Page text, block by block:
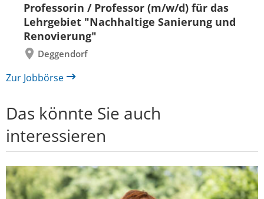
Professorin / Professor (m/w/d) für das
Lehrgebiet "Nachhaltige Sanierung und
Renovierung"
Deggendorf
zurück
Zur Jobbörse
Das könnte Sie auch
interessieren